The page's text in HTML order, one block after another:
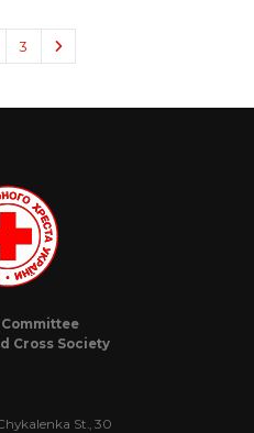
3
Cross Society
St., 30